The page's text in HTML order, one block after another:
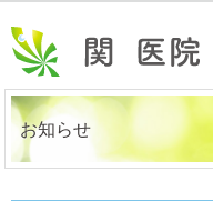
お知らせ